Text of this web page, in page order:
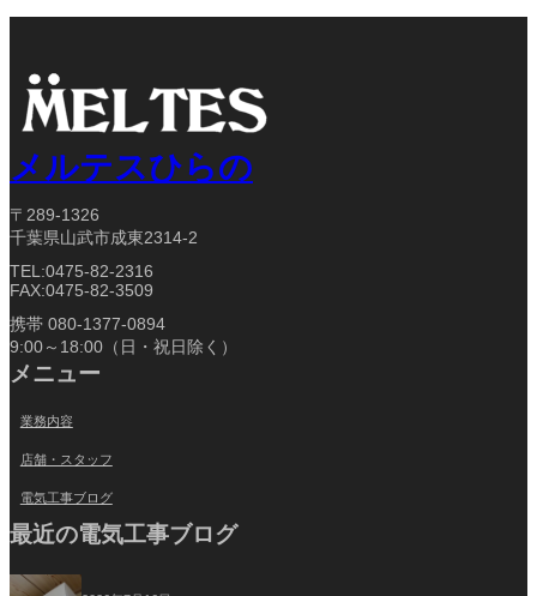
メルテスひらの
〒289-1326
千葉県山武市成東2314-2
TEL:0475-82-2316
FAX:0475-82-3509
携帯 080-1377-0894
9:00～18:00（日・祝日除く）
メニュー
業務内容
店舗・スタッフ
電気工事ブログ
最近の電気工事ブログ